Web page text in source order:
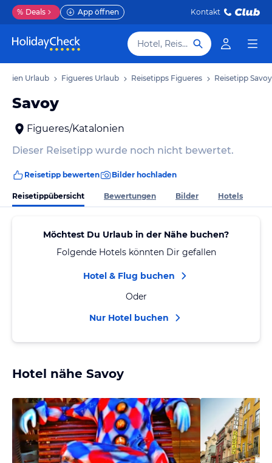
% Deals App öffnen Kontakt
Hotel, Reiseziel
Urlaub Figueres Urlaub Reisetipps Figueres Reisetipp Savoy
Savoy
Figueres/Katalonien
Dieser Reisetipp wurde noch nicht bewertet.
Reisetipp bewerten Bilder hochladen
Reisetippübersicht Bewertungen Bilder Hotels
Möchtest Du Urlaub in der Nähe buchen?
Folgende Hotels könnten Dir gefallen
Hotel & Flug buchen
Oder
Nur Hotel buchen
Hotel nähe Savoy